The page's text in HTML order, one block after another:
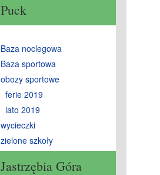
Puck
Baza noclegowa
Baza sportowa
obozy sportowe
ferie 2019
lato 2019
wycieczki
zielone szkoły
Jastrzębia Góra